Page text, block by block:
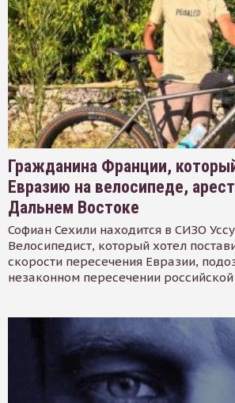
Гражданина Франции,
Евразию на велосипеде,
Дальнем Востоке
Софиан Сехили находится в СИЗО
Велосипедист, который хотел
скорости пересечения Евразии,
незаконном пересечении